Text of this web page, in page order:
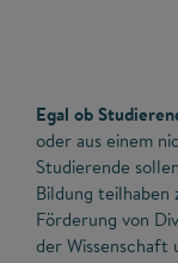
Egal ob
oder aus einem
Studierende
Bildung teilhaben
Förderung von
der Wissenschaft